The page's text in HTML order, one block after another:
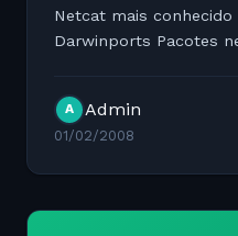
Netcat mais
Darwinports Pacotes
Iniciando a instalação
A Admin
01/02/2008